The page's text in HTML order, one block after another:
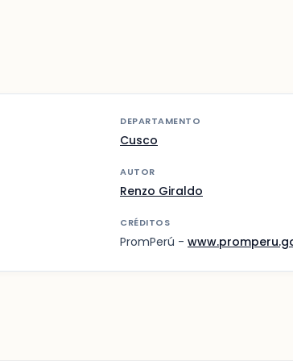
DEPARTAMENTO
Cusco
AUTOR
Renzo Giraldo
CRÉDITOS
PromPerú -